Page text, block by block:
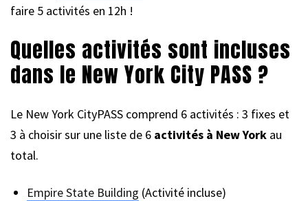
faire 5 activités en 12h !
Quelles activités sont incluses
dans le New York City PASS ?
Le New York CityPASS comprend 6 activités : 3 fixes et
3 à choisir sur une liste de 6 activités à New York au
total.
Empire State Building (Activité incluse)